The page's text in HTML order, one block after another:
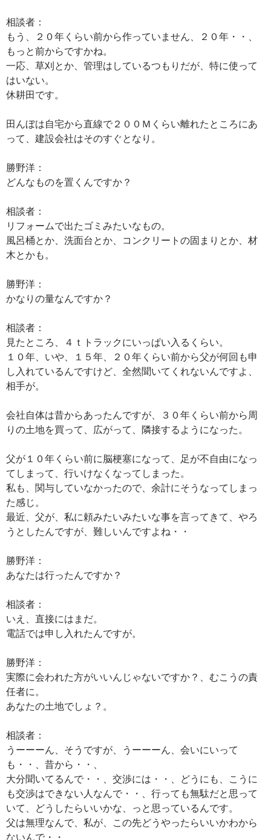
相談者：
もう、２０年くらい前から作っていません、２０年・・、
もっと前からですかね。
一応、草刈とか、管理はしているつもりだが、特に使って
はいない。
休耕田です。
田んぼは自宅から直線で２００Ｍくらい離れたところにあ
って、建設会社はそのすぐとなり。
勝野洋：
どんなものを置くんですか？
相談者：
リフォームで出たゴミみたいなもの。
風呂桶とか、洗面台とか、コンクリートの固まりとか、材
木とかも。
勝野洋：
かなりの量なんですか？
相談者：
見たところ、４ｔトラックにいっぱい入るくらい。
１０年、いや、１５年、２０年くらい前から父が何回も申
し入れているんですけど、全然聞いてくれないんですよ、
相手が。
会社自体は昔からあったんですが、３０年くらい前から周
りの土地を買って、広がって、隣接するようになった。
父が１０年くらい前に脳梗塞になって、足が不自由になっ
てしまって、行いけなくなってしまった。
私も、関与していなかったので、余計にそうなってしまっ
た感じ。
最近、父が、私に頼みたいみたいな事を言ってきて、やろ
うとしたんですが、難しいんですよね・・
勝野洋：
あなたは行ったんですか？
相談者：
いえ、直接にはまだ。
電話では申し入れたんですが。
勝野洋：
実際に会われた方がいいんじゃないですか？、むこうの責
任者に。
あなたの土地でしょ？。
相談者：
うーーーん、そうですが、うーーーん、会いにいって
も・・、昔から・・、
大分聞いてるんで・・、交渉には・・、どうにも、こうに
も交渉はできない人なんで・・、行っても無駄だと思って
いて、どうしたらいいかな、っと思っているんです。
父は無理なんで、私が、この先どうやったらいいかわから
ないんで・・